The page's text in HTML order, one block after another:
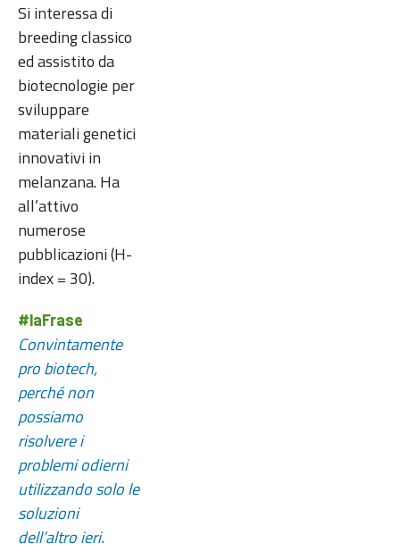
Si interessa di
breeding classico
ed assistito da
biotecnologie per
sviluppare
materiali genetici
innovativi in
melanzana. Ha
all’attivo
numerose
pubblicazioni (H-
index = 30).
#laFrase
Convintamente
pro biotech,
perché non
possiamo
risolvere i
problemi odierni
utilizzando solo le
soluzioni
dell’altro ieri.